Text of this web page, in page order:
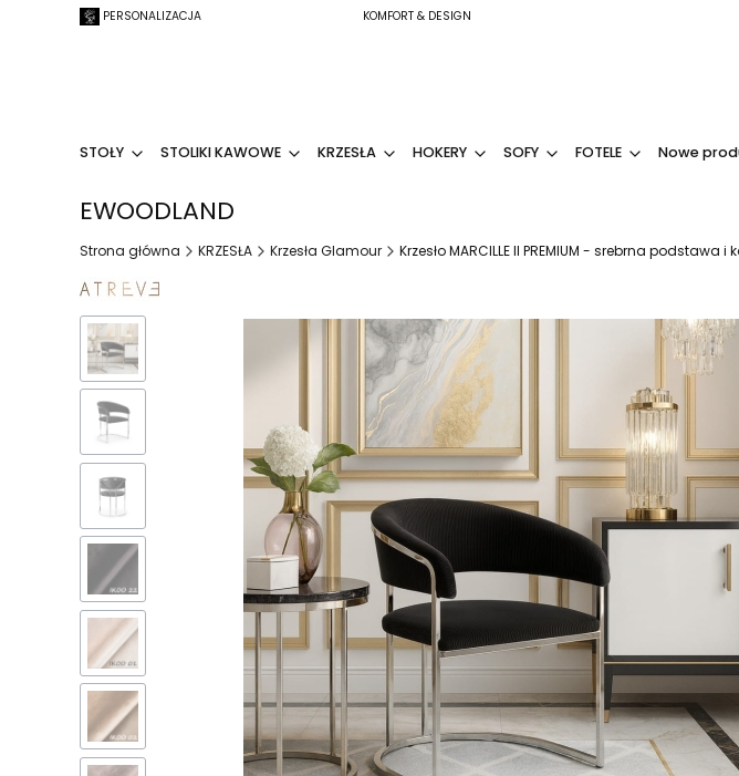
PERSONALIZACJA KOMFORT & DESIGN
STOŁY STOLIKI KAWOWE KRZESŁA HOKERY SOFY FOTELE Nowe
EWOODLAND
Strona główna KRZESŁA Krzesła Glamour Krzesło MARCILLE II PREMIUM - srebrna